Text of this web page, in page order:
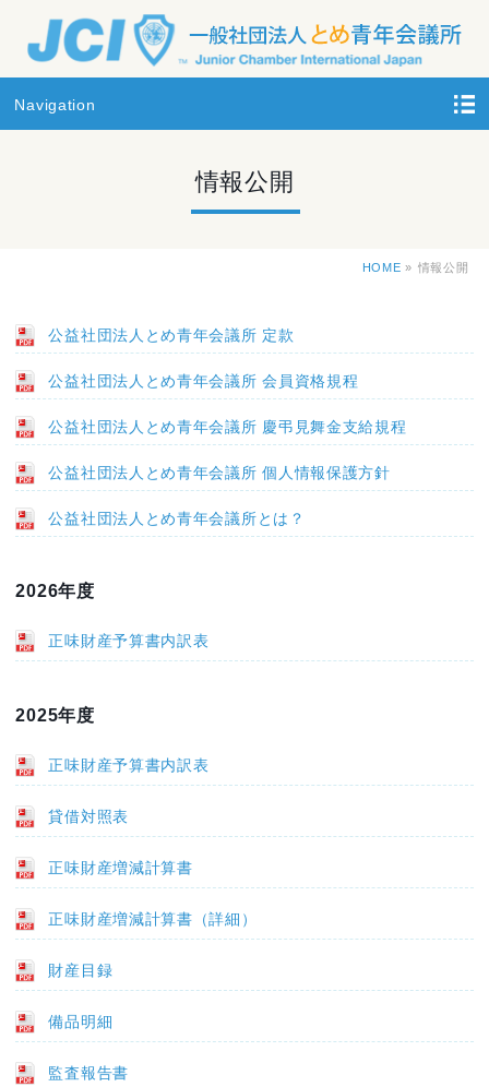
Navigation
情報公開
HOME » 情報公開
公益社団法人とめ青年会議所 定款
公益社団法人とめ青年会議所 会員資格規程
公益社団法人とめ青年会議所 慶弔見舞金支給規程
公益社団法人とめ青年会議所 個人情報保護方針
公益社団法人とめ青年会議所とは？
2026年度
正味財産予算書内訳表
2025年度
正味財産予算書内訳表
貸借対照表
正味財産増減計算書
正味財産増減計算書（詳細）
財産目録
備品明細
監査報告書